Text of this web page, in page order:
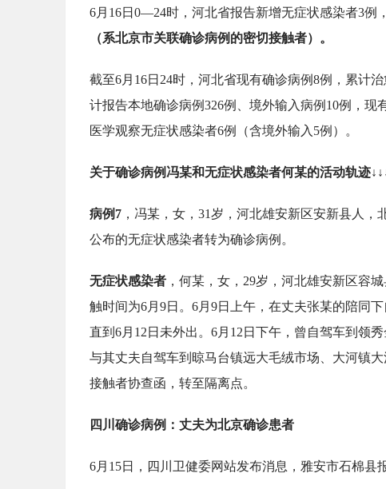
6月16日0—24时，河北省报告新增无症状感染者3例
（系北京市关联确诊病例的密切接触者）。
截至6月16日24时，河北省现有确诊病例8例，累计
计报告本地确诊病例326例、境外输入病例10例，
医学观察无症状感染者6例（含境外输入5例）。
关于确诊病例冯某和无症状感染者何某的活动轨迹
病例7 ，冯某，女，31岁，河北雄安新区安新县人
公布的无症状感染者转为确诊病例。
无症状感染者 ，何某，女，29岁，河北雄安新区容
触时间为6月9日。6月9日上午，在丈夫张某的陪同
直到6月12日未外出。6月12日下午，曾自驾车到领
与其丈夫自驾车到晾马台镇远大毛绒市场、大河镇
接触者协查函，转至隔离点。
四川确诊病例：丈夫为北京确诊患者
6月15日，四川卫健委网站发布消息，雅安市石棉县